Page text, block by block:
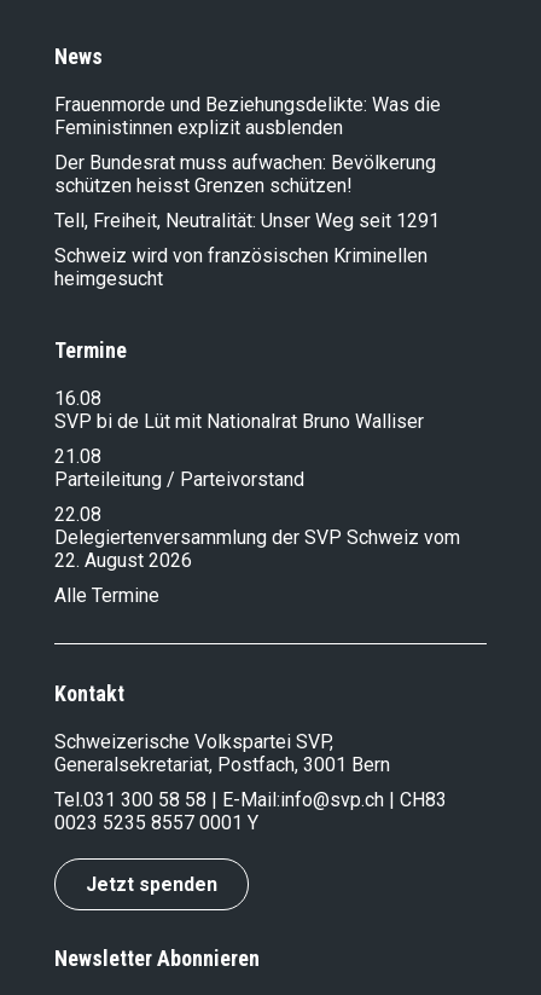
News
Frauenmorde und Beziehungsdelikte: Was die
Feministinnen explizit ausblenden
Der Bundesrat muss aufwachen: Bevölkerung
schützen heisst Grenzen schützen!
Tell, Freiheit, Neutralität: Unser Weg seit 1291
Schweiz wird von französischen Kriminellen
heimgesucht
Termine
16.08
SVP bi de Lüt mit Nationalrat Bruno Walliser
21.08
Parteileitung / Parteivorstand
22.08
Delegiertenversammlung der SVP Schweiz vom
22. August 2026
Alle Termine
Kontakt
Schweizerische Volkspartei SVP,
Generalsekretariat, Postfach, 3001 Bern
Tel.031 300 58 58 | E-Mail:info@svp.ch | CH83
0023 5235 8557 0001 Y
Jetzt spenden
Newsletter Abonnieren